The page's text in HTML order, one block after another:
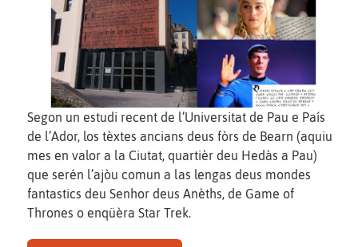
Segon un estudi recent de l’Universitat de Pau e País
de l’Ador, los tèxtes ancians deus fòrs de Bearn (aquiu
mes en valor a la Ciutat, quartièr deu Hedàs a Pau)
que serén l’ajòu comun a las lengas deus mondes
fantastics deu Senhor deus Anèths, de Game of
Thrones o enqüèra Star Trek.